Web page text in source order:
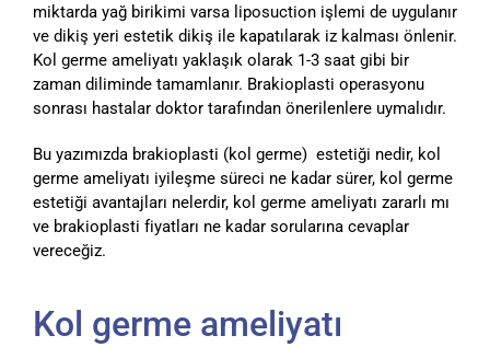
miktarda yağ birikimi varsa liposuction işlemi de uygulanır
ve dikiş yeri estetik dikiş ile kapatılarak iz kalması önlenir.
Kol germe ameliyatı yaklaşık olarak 1-3 saat gibi bir
zaman diliminde tamamlanır. Brakioplasti operasyonu
sonrası hastalar doktor tarafından önerilenlere uymalıdır.
Bu yazımızda brakioplasti (kol germe) estetiği nedir, kol
germe ameliyatı iyileşme süreci ne kadar sürer, kol germe
estetiği avantajları nelerdir, kol germe ameliyatı zararlı mı
ve brakioplasti fiyatları ne kadar sorularına cevaplar
vereceğiz.
Kol germe ameliyatı